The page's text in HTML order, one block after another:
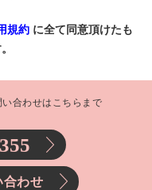
規約 に全て同意頂けたも
合わせはこちらまで
合わせ